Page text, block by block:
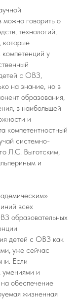
можно говорить о
технологий,
которые
у
с ОВЗ,
на знание, но в
образования,
в наибольшей
и
компетентностный
системно-
Л.С. Выготским,
и
всех
образовательных
детей с ОВЗ как
уже сейчас
Если
умениями и
обеспечение
жизненная